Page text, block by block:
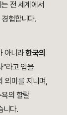
전 세계에서
험합니다.
아니라한국의
"라고 입을
의미를 지니며,
의 할랄
니다.